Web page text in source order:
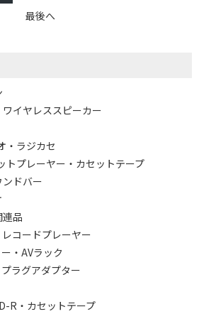
最後へ
イヤレススピーカー
・ラジカセ
トプレーヤー・カセットテープ
ドバー
品
コードプレーヤー
・AVラック
ラグアダプター
R・カセットテープ
む
込む
グ
む
離)
ワイヤレス(左右コード)
ン